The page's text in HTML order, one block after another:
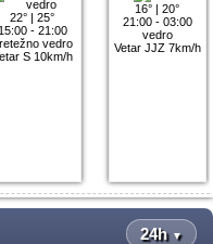
22° |25°
15:00 - 21:00
vedro
S 10km/h
16° |20°
21:00 - 03:00
vedro
Vetar JJZ 7km/h
24h ▼